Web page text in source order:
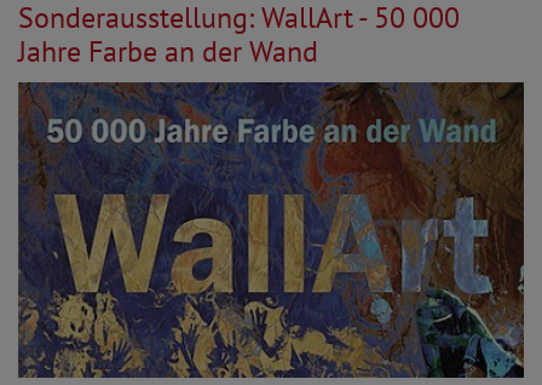
Sonderausstellung: WallArt - 50 000
Jahre Farbe an der Wand